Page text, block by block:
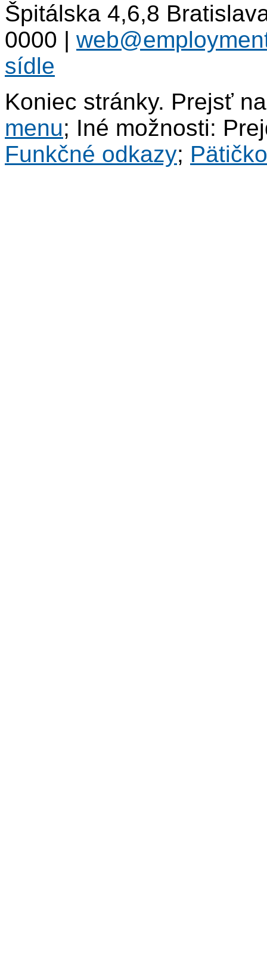
Špitálska 4,6,8
0000 |
sídle
Koniec stránky. Prejsť
menu; Iné možnosti:
Funkčné odkazy;